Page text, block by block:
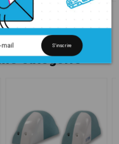
catégorie
S'inscrire